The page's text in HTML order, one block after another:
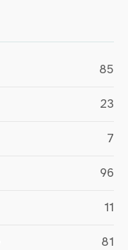
85
23
7
96
11
81